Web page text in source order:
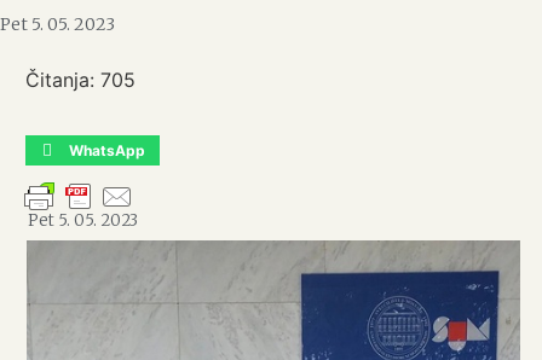
Pet 5. 05. 2023
Čitanja: 705
WhatsApp
Pet 5. 05. 2023